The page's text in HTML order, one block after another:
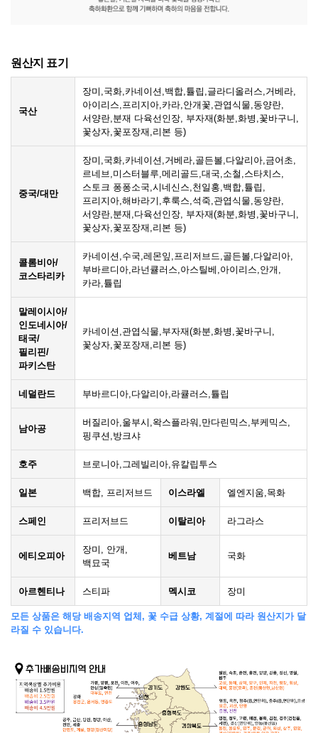
원산지 표기
국산
장미,국화,카네이션,백합,튤립,글라디올러스,거베라,
아이리스,프리지아,카라,안개꽃,관엽식물,동양란,
서양란,분재 다육선인장, 부자재(화분,화병,꽃바구니,
꽃상자,꽃포장재,리본 등)
중국/대만
장미,국화,카네이션,거베라,골든볼,다알리아,금어초,
르네브,미스터블루,메리골드,대국,소철,스타치스,
스토크 퐁퐁소국,시네신스,천일홍,백합,튤립,
프리지아,해바라기,후룩스,석죽,관엽식물,동양란,
서양란,분재,다육선인장, 부자재(화분,화병,꽃바구니,
꽃상자,꽃포장재,리본 등)
콜롬비아/
코스타리카
카네이션,수국,레몬잎,프리저브드,골든볼,다알리아,
부바르디아,라넌큘러스,아스틸베,아이리스,안개,
카라,튤립
말레이시아/
인도네시아/
태국/
필리핀/
파키스탄
카네이션,관엽식물,부자재(화분,화병,꽃바구니,
꽃상자,꽃포장재,리본 등)
네덜란드 부바르디아,다알리아,라큘러스,튤립
남아공
버질리아,울부시,왁스플라워,만다린믹스,부케믹스,
핑쿠션,방크샤
호주 브로니아,그레빌리아,유칼립투스
일본 백합, 프리저브드 이스라엘 엘엔지움,목화
스페인 프리저브드 이탈리아 라그라스
에티오피아
장미, 안개,
백묘국
베트남 국화
아르헨티나 스티파 멕시코 장미
모든 상품은 해당 배송지역 업체, 꽃 수급 상황, 계절에 따라 원산지가 달
라질 수 있습니다.